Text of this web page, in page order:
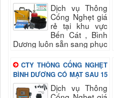
Dịch vụ Thông
Cống Nghẹt giá
rẻ tại khu vực
Bến Cát , Bình
Dương luôn sẵn sang phục
đảm bảo uy tín, chất lượng
hài long quý...
CTY THÔNG CỐNG NGHẸT
BÌNH DƯƠNG CÓ MẠT SAU 15
PHÚT
Dịch vụ Thông